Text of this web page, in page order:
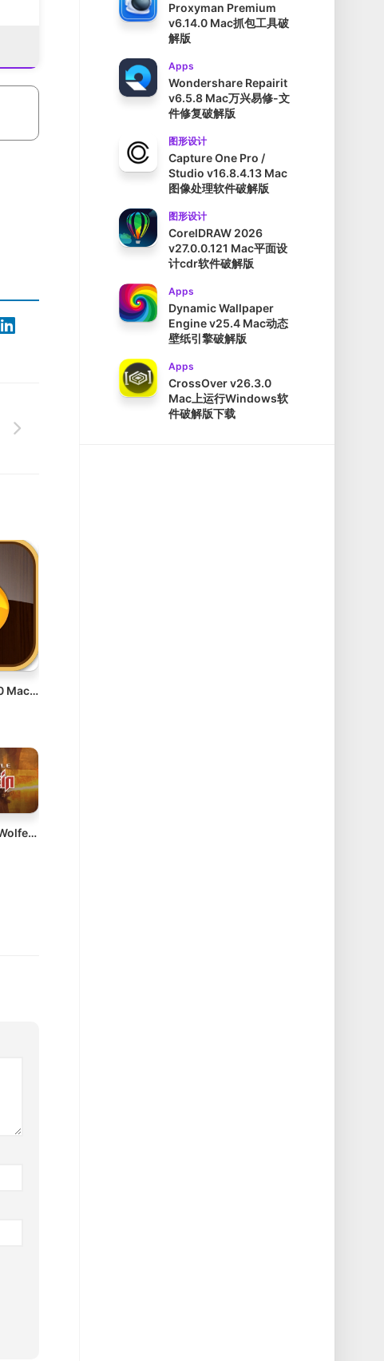
Tinderbox v11.8.0 Mac优秀的个人内容管理工具
Return to Castle Wolfenstein v1-51d-MP Mac重返德军总部
Proxyman Premium
v6.14.0 Mac抓包工具破
解版
Apps
Wondershare Repairit
v6.5.8 Mac万兴易修-文
件修复破解版
图形设计
Capture One Pro /
Studio v16.8.4.13 Mac
图像处理软件破解版
图形设计
CorelDRAW 2026
v27.0.0.121 Mac平面设
计cdr软件破解版
Apps
Dynamic Wallpaper
Engine v25.4 Mac动态
壁纸引擎破解版
Apps
CrossOver v26.3.0
Mac上运行Windows软
件破解版下载